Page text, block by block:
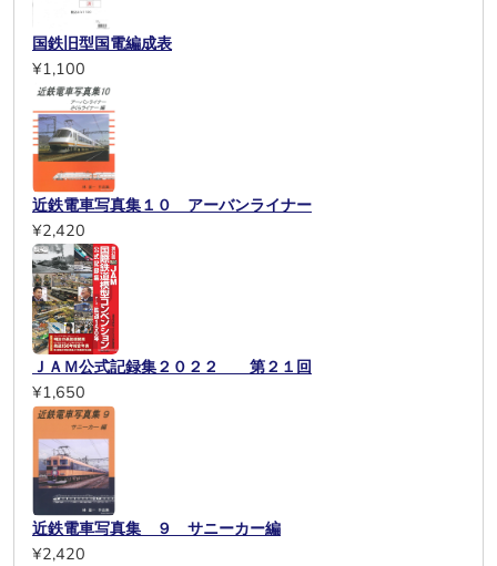
国鉄旧型国電編成表
¥1,100
近鉄電車写真集１０ アーバンライナー
¥2,420
ＪＡＭ公式記録集２０２２ 第２１回
¥1,650
近鉄電車写真集 ９ サニーカー編
¥2,420